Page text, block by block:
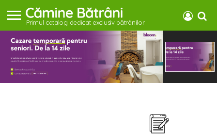
Primul catalog dedicat exclusiv bătrânilor